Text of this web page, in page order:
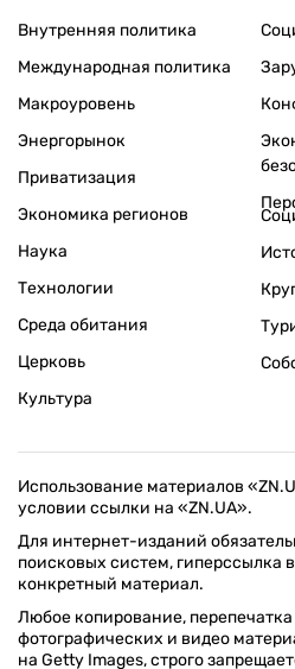
Внутренняя политика
Международная политика
Макроуровень
Энергорынок
Приватизация
Экономика регионов
Наука
Технологии
Среда обитания
Церковь
Культура
Использование материалов
условии ссылки на «ZN.UA».
Для интернет-изданий
поисковых систем, гиперссылка
конкретный материал.
Любое копирование,
фотографических и видео
на Getty Images, строго